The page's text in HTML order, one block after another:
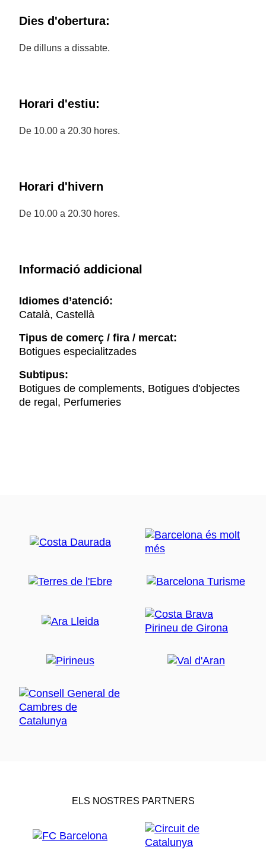
Dies d'obertura:
De dilluns a dissabte.
Horari d'estiu:
De 10.00 a 20.30 hores.
Horari d'hivern
De 10.00 a 20.30 hores.
Informació addicional
Idiomes d’atenció:
Català, Castellà
Tipus de comerç / fira / mercat:
Botigues especialitzades
Subtipus:
Botigues de complements, Botigues d'objectes
de regal, Perfumeries
ELS NOSTRES PARTNERS